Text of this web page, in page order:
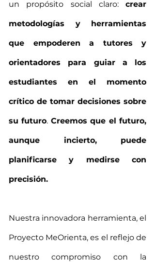
un propósito social claro: crear
metodologías y herramientas
que empoderen a tutores y
orientadores para guiar a los
estudiantes en el momento
crítico de tomar decisiones sobre
su futuro. Creemos que el futuro,
aunque incierto, puede
planificarse y medirse con
precisión.
Nuestra innovadora herramienta, el
Proyecto MeOrienta, es el reflejo de
nuestro compromiso con la